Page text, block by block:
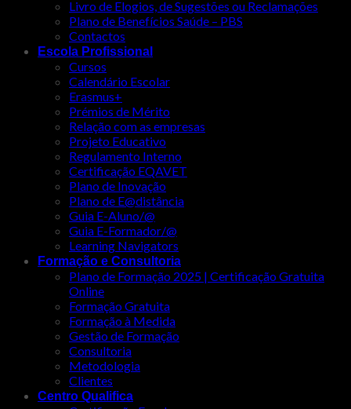
Livro de Elogios, de Sugestões ou Reclamações
Plano de Benefícios Saúde – PBS
Contactos
Escola Profissional
Cursos
Calendário Escolar
Erasmus+
Prémios de Mérito
Relação com as empresas
Projeto Educativo
Regulamento Interno
Certificação EQAVET
Plano de Inovação
Plano de E@distância
Guia E-Aluno/@
Guia E-Formador/@
Learning Navigators
Formação e Consultoria
Plano de Formação 2025 | Certificação Gratuita
Online
Formação Gratuita
Formação à Medida
Gestão de Formação
Consultoria
Metodologia
Clientes
Centro Qualifica